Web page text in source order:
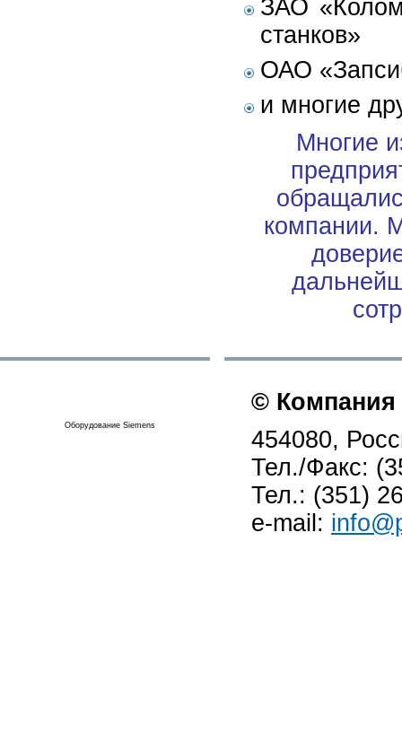
ЗАО
станков»
ОАО
и многие
Многие
компании.
Оборудование Siemens
©
454080,
Тел./Факс:
Тел.: (351)
e-mail: